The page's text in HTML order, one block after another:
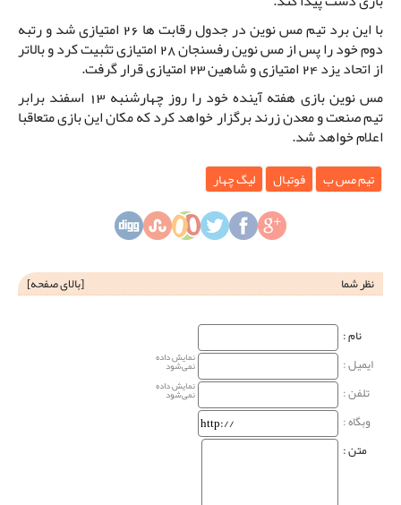
با این برد تیم مس نوین در جدول رقابت ها 26 امتیازی شد و رتبه
دوم خود را پس از مس نوین رفسنجان 28 امتیازی تثبیت کرد و بالاتر
از اتحاد یزد 24 امتیازی و شاهین 23 امتیازی قرار گرفت.
مس نوین بازی هفته آینده خود را روز چهارشنبه 13 اسفند برابر
تیم صنعت و معدن زرند برگزار خواهد کرد که مکان این بازی متعاقبا
اعلام خواهد شد.
تیم مس ب فوتبال لیگ چهار
نظر شما [بالای صفحه]
نام‌ :
ایمیل :
نمایش داده
نمی‌شود
تلفن : نمایش داده
نمی‌شود
وبگاه‌ :
متن :